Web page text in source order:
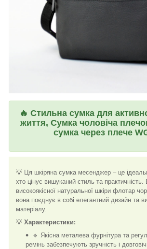
🔥 Стильна сумка для
життя, Сумка чоловіча
сумка через плече
💡 Ця шкіряна сумка месенджер – це
хто цінує вишуканий стиль та практичність.
високоякісної натуральної шкіри флотар
вона поєднує в собі елегантний дизайн та
матеріалу.
💡 Характеристики:
🔹 Якісна металева фурнітура та
ремінь забезпечують зручність і